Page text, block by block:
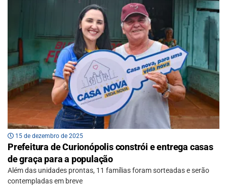
15 de dezembro de 2025
Prefeitura de Curionópolis constrói e entrega casas
de graça para a população
Além das unidades prontas, 11 famílias foram sorteadas e serão
contempladas em breve